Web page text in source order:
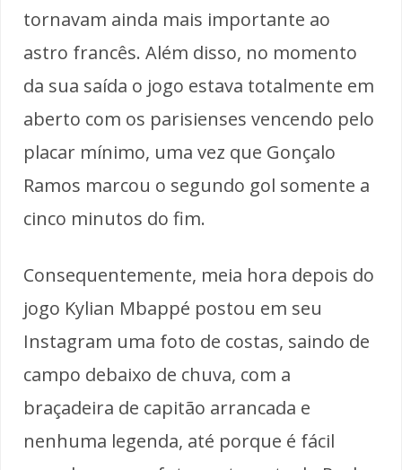
tornavam ainda mais importante ao
astro francês. Além disso, no momento
da sua saída o jogo estava totalmente em
aberto com os parisienses vencendo pelo
placar mínimo, uma vez que Gonçalo
Ramos marcou o segundo gol somente a
cinco minutos do fim.
Consequentemente, meia hora depois do
jogo Kylian Mbappé postou em seu
Instagram uma foto de costas, saindo de
campo debaixo de chuva, com a
braçadeira de capitão arrancada e
nenhuma legenda, até porque é fácil